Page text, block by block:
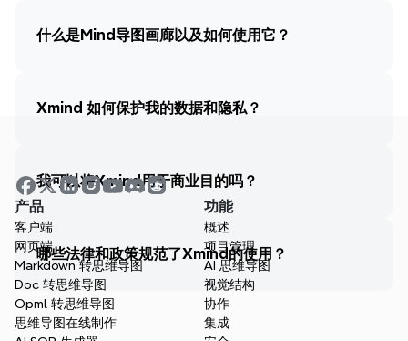
什么是Mind导图画廊以及如何使用它？
Xmind 如何保护我的数据和隐私？
我可以将Xmind用于商业目的吗？
哪些法律和政策规范了Xmind的使用？
产品
客户端
网页端
Markdown 转思维导图
Doc 转思维导图
Opml 转思维导图
思维导图在线制作
功能
概述
项目管理
AI 思维导图
视觉结构
协作
集成